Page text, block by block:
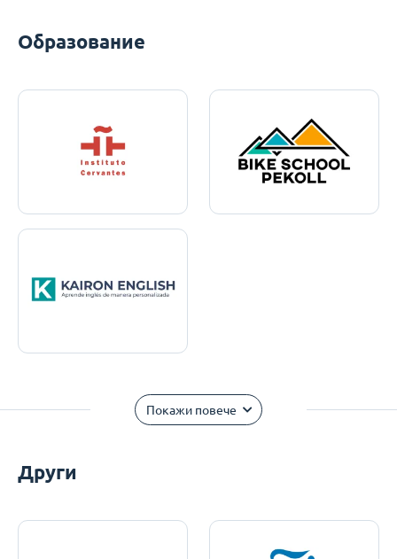
Образование
Покажи повече
Други